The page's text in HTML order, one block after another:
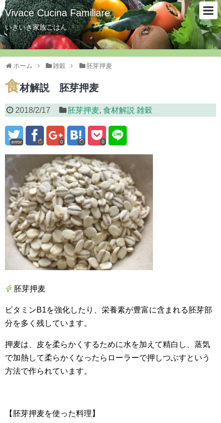
Vivace Cucina Familiare
いきいき家族ごはん
ホーム 雑穀 胚芽押麦
食材解説 胚芽押麦
2018/2/17 胚芽押麦,食材解説 雑穀
error 0 0
胚芽押麦
ビタミンB1を強化したり、栄養素が豊富に含まれる胚芽部
分を多く残しています。
押麦は、皮を柔らかくするために水を加えて精白し、蒸気
で加熱して柔らかくなったらローラーで押しつぶすという
方法で作られています。
【胚芽押麦を使った料理】